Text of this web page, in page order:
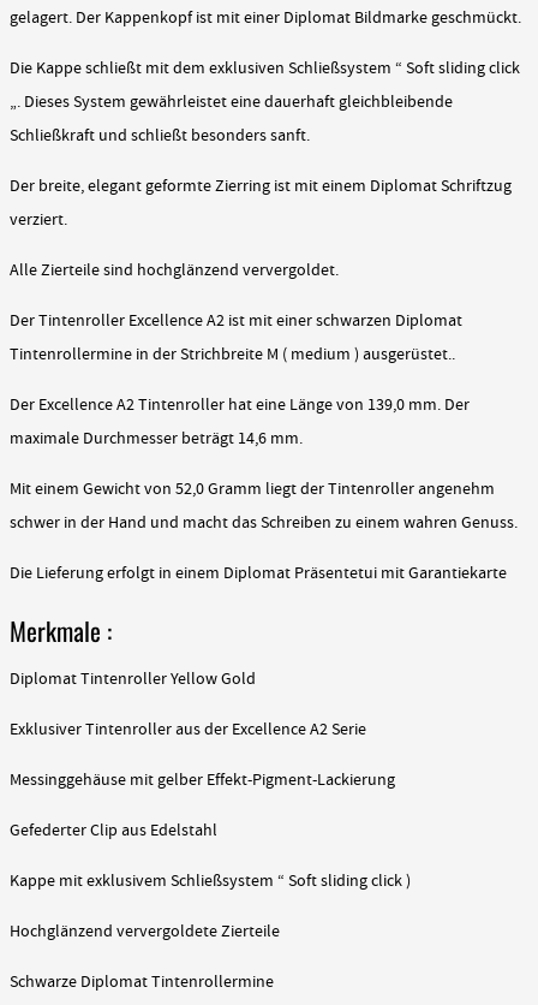
gelagert. Der Kappenkopf ist mit einer Diplomat Bildmarke geschmückt.
Die Kappe schließt mit dem exklusiven Schließsystem “ Soft sliding click
„. Dieses System gewährleistet eine dauerhaft gleichbleibende
Schließkraft und schließt besonders sanft.
Der breite, elegant geformte Zierring ist mit einem Diplomat Schriftzug
verziert.
Alle Zierteile sind hochglänzend ververgoldet.
Der Tintenroller Excellence A2 ist mit einer schwarzen Diplomat
Tintenrollermine in der Strichbreite M ( medium ) ausgerüstet..
Der Excellence A2 Tintenroller hat eine Länge von 139,0 mm. Der
maximale Durchmesser beträgt 14,6 mm.
Mit einem Gewicht von 52,0 Gramm liegt der Tintenroller angenehm
schwer in der Hand und macht das Schreiben zu einem wahren Genuss.
Die Lieferung erfolgt in einem Diplomat Präsentetui mit Garantiekarte
Merkmale :
Diplomat Tintenroller Yellow Gold
Exklusiver Tintenroller aus der Excellence A2 Serie
Messinggehäuse mit gelber Effekt-Pigment-Lackierung
Gefederter Clip aus Edelstahl
Kappe mit exklusivem Schließsystem “ Soft sliding click )
Hochglänzend ververgoldete Zierteile
Schwarze Diplomat Tintenrollermine